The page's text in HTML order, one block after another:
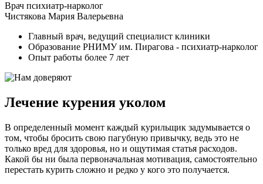
Врач психиатр-нарколог
Чистякова Мария Валерьевна
Главный врач, ведущий специалист клиники
Образование РНИМУ им. Пирагова - психиатр-нарколог
Опыт работы более 7 лет
Лечение курения уколом
В определенный момент каждый курильщик задумывается о
том, чтобы бросить свою пагубную привычку, ведь это не
только вред для здоровья, но и ощутимая статья расходов.
Какой бы ни была первоначальная мотивация, самостоятельно
перестать курить сложно и редко у кого это получается.